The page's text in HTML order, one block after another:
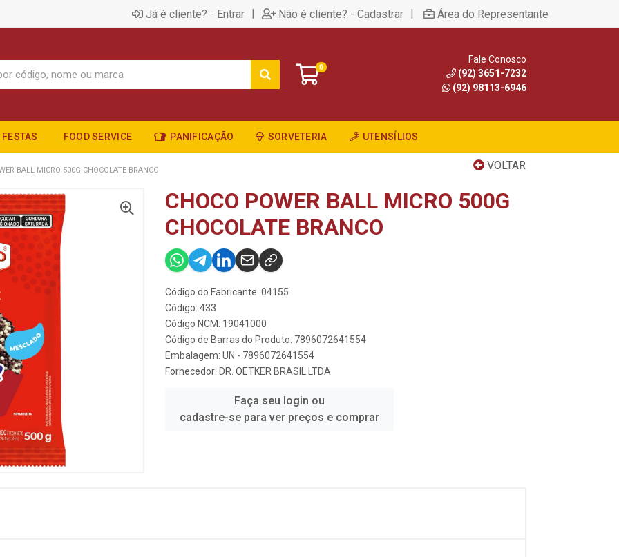
Já é cliente? - Entrar | Não é cliente? - Cadastrar | Área do Representante
0
Fale Conosco
(92) 3651-7232
(92) 98113-6946
FESTAS FOOD SERVICE PANIFICAÇÃO SORVETERIA UTENSÍLIOS
VOLTAR
BALL MICRO 500G CHOCOLATE BRANCO
CHOCO POWER BALL MICRO 500G
CHOCOLATE BRANCO
Código do Fabricante: 04155
Código: 433
Código NCM: 19041000
Código de Barras do Produto: 7896072641554
Embalagem: UN - 7896072641554
Fornecedor: DR. OETKER BRASIL LTDA
Faça seu login ou
cadastre-se para ver preços e comprar